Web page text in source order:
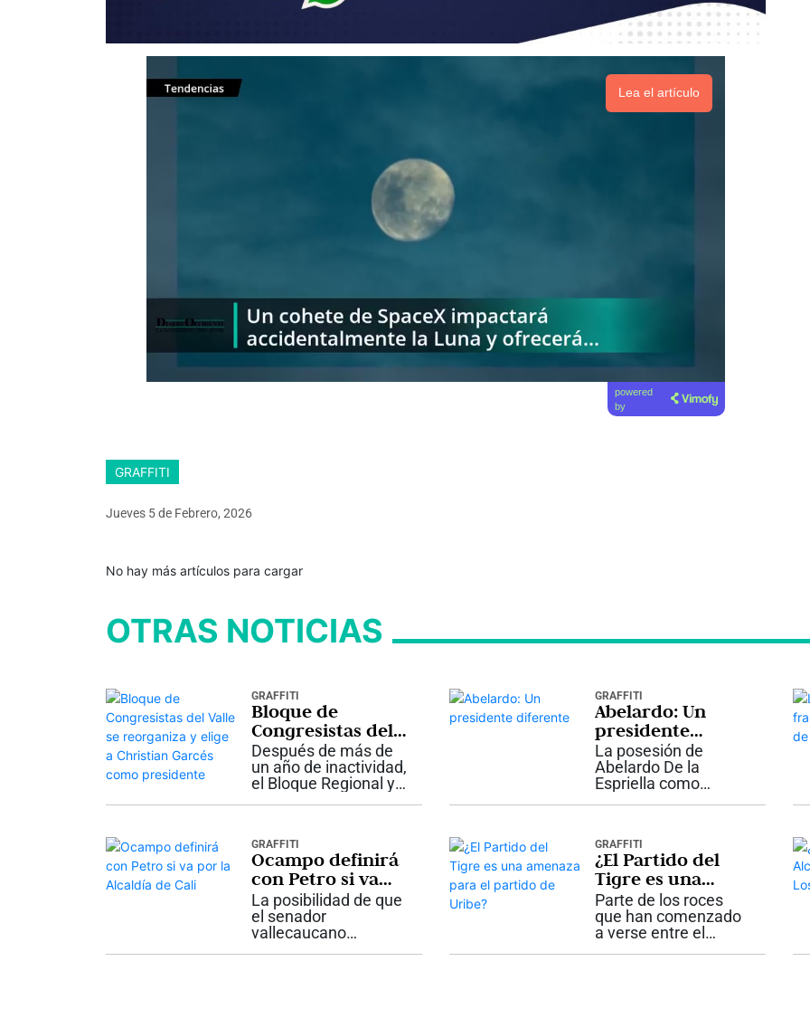
Lea el artículo
powered
by
GRAFFITI
Jueves 5de Febrero, 2026
No hay más artículos para cargar
OTRAS NOTICIAS
GRAFFITI
Bloque de
Congresistas del
Valle se
reorganiza y elige
a Christian
Garcés como
Después de más de
un año de inactividad,
el Bloque Regional y
Parlamentario del
bancada de
congresistas del
departamento acordó
reactivar este
escenario de...
GRAFFITI
Abelardo: Un
presidente
diferente
La posesión de
Abelardo De la
Espriella como
presidente de
hecho histórico por
romper una tradición
de más de dos siglos
que concentró este
acto exclusivamente
en...
GRAFFITI
Ocampo definirá
con Petro si va
por la Alcaldía de
Cali
La posibilidad de que
el senador
vallecaucano
GRAFFITI
¿El Partido del
Tigre es una
amenaza para el
partido de Uribe?
Parte de los roces
que han comenzado
a verse entre el